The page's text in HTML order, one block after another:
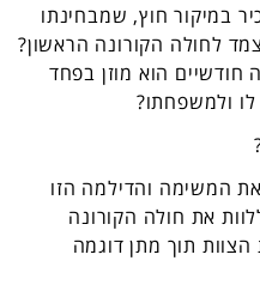
במיקור חוץ, שמבחינתו
לחולה הקורונה הראשון?
הוא מוזן בפחד
ולמשפחתו?
את המשימה והדילמה הזו
את חולה הקורונה
תוך מתן דוגמה